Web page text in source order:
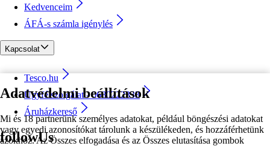
Adatvédelmi beállítások
Mi és 18 partnerünk személyes adatokat, például böngészési adatokat
vagy egyedi azonosítókat tárolunk a készülékeden, és hozzáférhetünk
azokhoz. Az Összes elfogadása és az Összes elutasítása gombok
Kedvenceim
ÁFÁ-s számla igénylés
Kapcsolat
Tesco.hu
Ügyfélszolgálat - 0680222333
Áruházkereső
followUs